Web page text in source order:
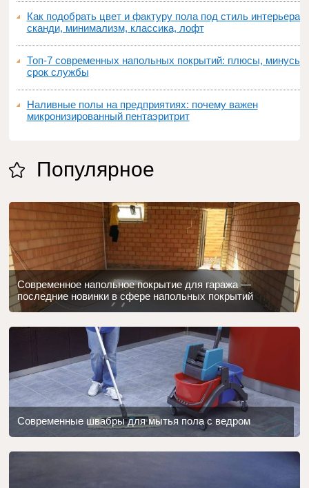
Как подобрать цвет и фактуру пола под стиль интерьера:
сканди, минимализм, классика, лофт
Топ‑7 современных напольных покрытий: плюсы, минусы,
срок службы
Наливные полы на предприятиях: почему важен
микронизированный пентаэритрит
Популярное
Современное напольное покрытие для гаража —
последние новинки в сфере напольных покрытий
Современные швабры для мытья пола с ведром